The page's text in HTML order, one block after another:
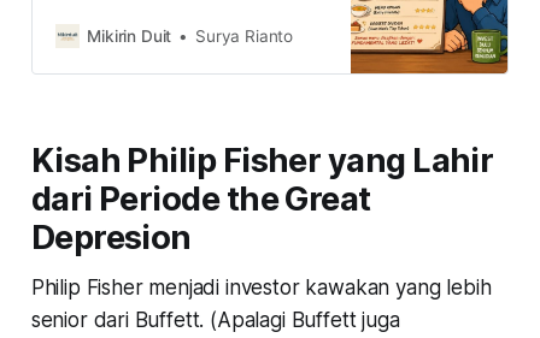
bagaimana strateginya?
Mikirin Duit Surya Rianto
Kisah Philip Fisher yang Lahir
dari Periode the Great
Depresion
Philip Fisher menjadi investor kawakan yang lebih
senior dari Buffett. (Apalagi Buffett juga